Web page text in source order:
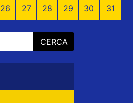
26 27 28 29 30 31
CERCA